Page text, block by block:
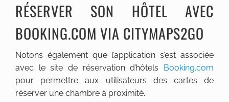
RÉSERVER SON HÔTEL AVEC
BOOKING.COM VIA CITYMAPS2GO
Notons également que l’application s’est associée
avec le site de réservation d’hôtels Booking.com
pour permettre aux utilisateurs des cartes de
réserver une chambre à proximité.